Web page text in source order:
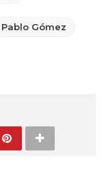
Pablo Gómez